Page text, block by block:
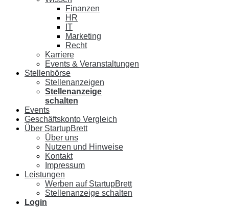
Finanzen
HR
IT
Marketing
Recht
Karriere
Events & Veranstaltungen
Stellenbörse
Stellenanzeigen
Stellenanzeige
schalten
Events
Geschäftskonto Vergleich
Über StartupBrett
Über uns
Nutzen und Hinweise
Kontakt
Impressum
Leistungen
Werben auf StartupBrett
Stellenanzeige schalten
Login